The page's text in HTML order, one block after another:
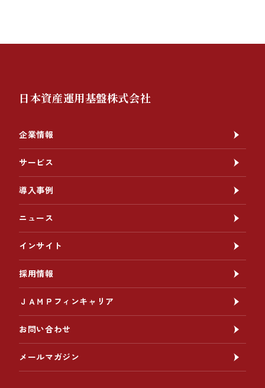
日本資産運用基盤株式会社
企業情報
サービス
導入事例
ニュース
インサイト
採用情報
ＪＡＭＰフィンキャリア
お問い合わせ
メールマガジン